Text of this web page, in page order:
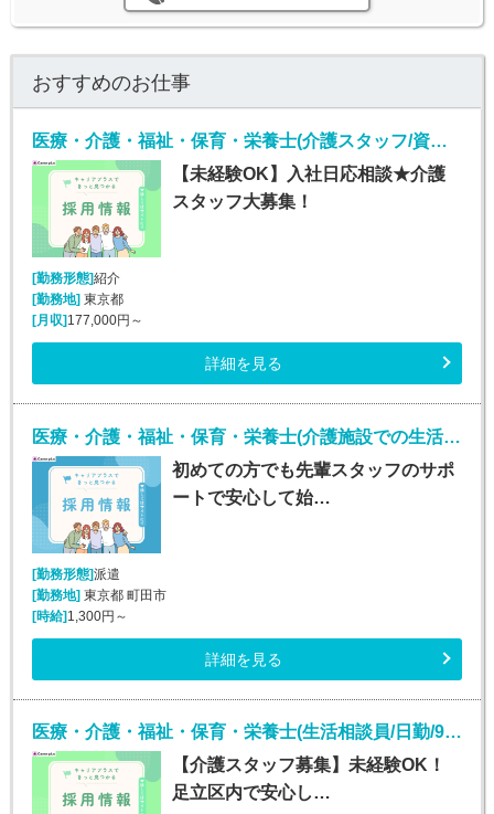
おすすめのお仕事
医療・介護・福祉・保育・栄養士(介護スタッフ/資格なしOK/未経験/第二新卒/50代歓迎)
【未経験OK】入社日応相談★介護
スタッフ大募集！
[勤務形態]紹介
[勤務地]東京都
[月収]177,000円～
詳細を見る
医療・介護・福祉・保育・栄養士(介護施設での生活介助(介護スタッフ)/町田)
初めての方でも先輩スタッフのサポ
ートで安心して始…
[勤務形態]派遣
[勤務地]東京都 町田市
[時給]1,300円～
詳細を見る
医療・介護・福祉・保育・栄養士(生活相談員/日勤/9:00～18:00)
【介護スタッフ募集】未経験OK！
足立区内で安心し…